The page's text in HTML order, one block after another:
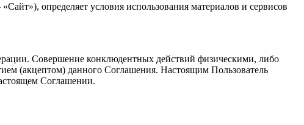
определяет условия использования материалов и сервисов
Совершение конклюдентных действий физическими, либо
(акцептом) данного Соглашения. Настоящим Пользователь
Соглашении.